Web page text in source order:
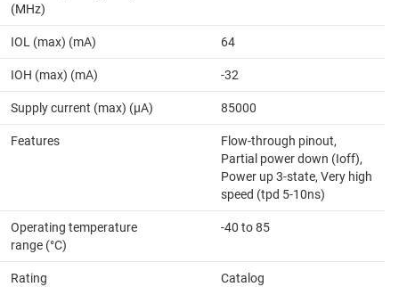
(MHz)
IOL (max) (mA) 64
IOH (max) (mA) -32
Supply current (max) (µA) 85000
Features
Flow-through pinout,
Partial power down (Ioff),
Power up 3-state, Very high
speed (tpd 5-10ns)
Operating temperature
range (°C)
-40 to 85
Rating Catalog